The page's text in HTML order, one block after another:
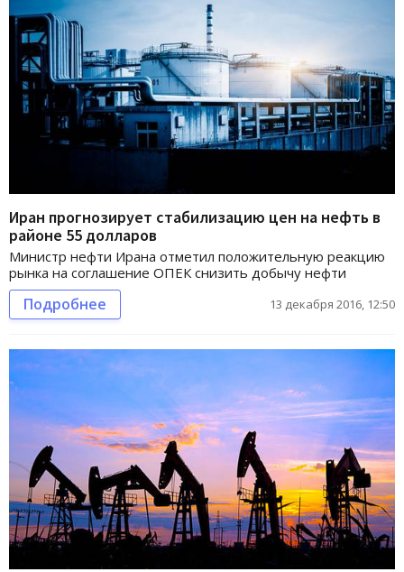
Иран прогнозирует стабилизацию цен на нефть в
районе 55 долларов
Министр нефти Ирана отметил положительную реакцию
рынка на соглашение ОПЕК снизить добычу нефти
Подробнее 13 декабря 2016, 12:50